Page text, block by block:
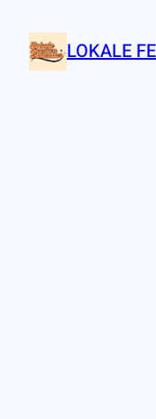
naar
LOKALE